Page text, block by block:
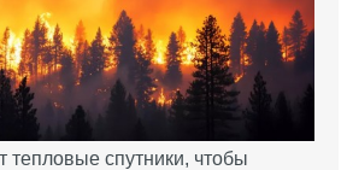
тепловые спутники, чтобы